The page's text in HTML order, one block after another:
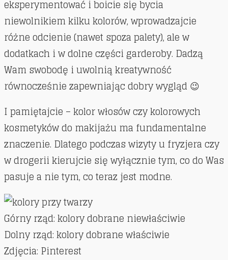
eksperymentować i boicie się bycia
niewolnikiem kilku kolorów, wprowadzajcie
różne odcienie (nawet spoza palety), ale w
dodatkach i w dolne części garderoby. Dadzą
Wam swobodę i uwolnią kreatywność
równocześnie zapewniając dobry wygląd 😉
I pamiętajcie – kolor włosów czy kolorowych
kosmetyków do makijażu ma fundamentalne
znaczenie. Dlatego podczas wizyty u fryzjera czy
w drogerii kierujcie się wyłącznie tym, co do Was
pasuje a nie tym, co teraz jest modne.
Górny rząd: kolory dobrane niewłaściwie
Dolny rząd: kolory dobrane właściwie
Zdjęcia: Pinterest